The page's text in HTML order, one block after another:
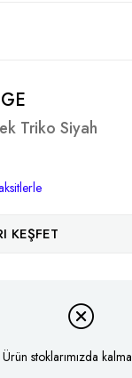
Triko Siyah
KEŞFET
Ürün stoklarımızda